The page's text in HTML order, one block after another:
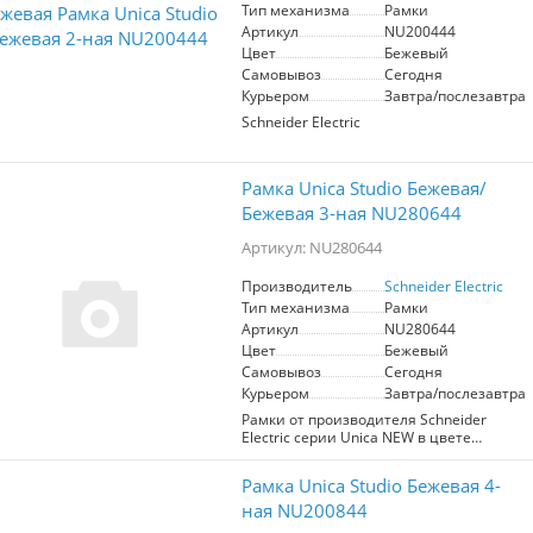
который гармонично сочетается с
любыми цветами и текстурами.
- Качество: высококачественные
материалы обеспечивают
долговечность и надежность.
- Удобство установки: простота
монтажа позволяет быстро обновить
Рамка будет особенно полезна в жилых
помещениях, офисах и общественных
местах, где важен как стиль, так и
комфортное и привлекательное
Studio.
Тип механизма
Рамки
Артикул
NU200444
Цвет
Бежевый
Самовывоз
Сегодня
Курьером
Завтра/послезавтра
Schneider Electric
Рамка Unica Studio Бежевая/
Бежевая 3-ная NU280644
Артикул: NU280644
Производитель
Schneider Electric
Тип механизма
Рамки
Артикул
NU280644
Цвет
Бежевый
Самовывоз
Сегодня
Курьером
Завтра/послезавтра
Рамки от производителя Schneider
Electric серии Unica NEW в цвете
Бежевый Есть вариации от одного до 5
Рамка Unica Studio Бежевая 4-
ная NU200844